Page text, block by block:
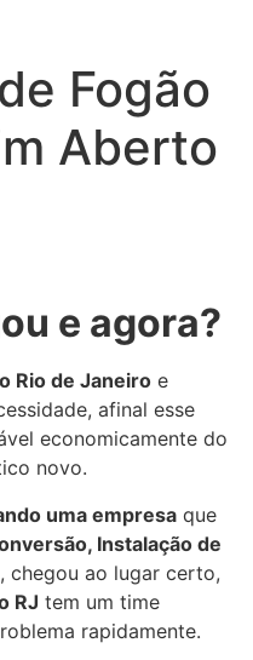
Fogão
Aberto
e agora?
Rio de Janeiro e
afinal esse
economicamente do
novo.
uma empresa que
Instalação de
chegou ao lugar certo,
RJ tem um time
rapidamente.